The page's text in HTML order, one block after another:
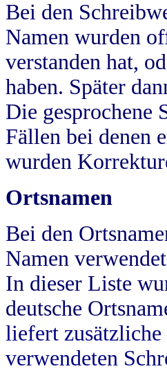
Bei den
Namen wurden
verstanden hat,
haben. Später
Die gesprochene
Fällen bei denen
wurden
Ortsnamen
Bei den
Namen
In dieser Liste
deutsche
liefert
verwendeten